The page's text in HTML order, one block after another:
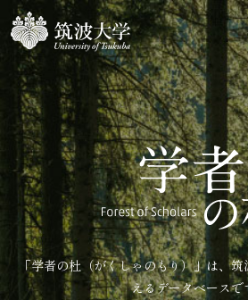
「学者の杜（がくしゃのもり）」は、
えるデータベースで